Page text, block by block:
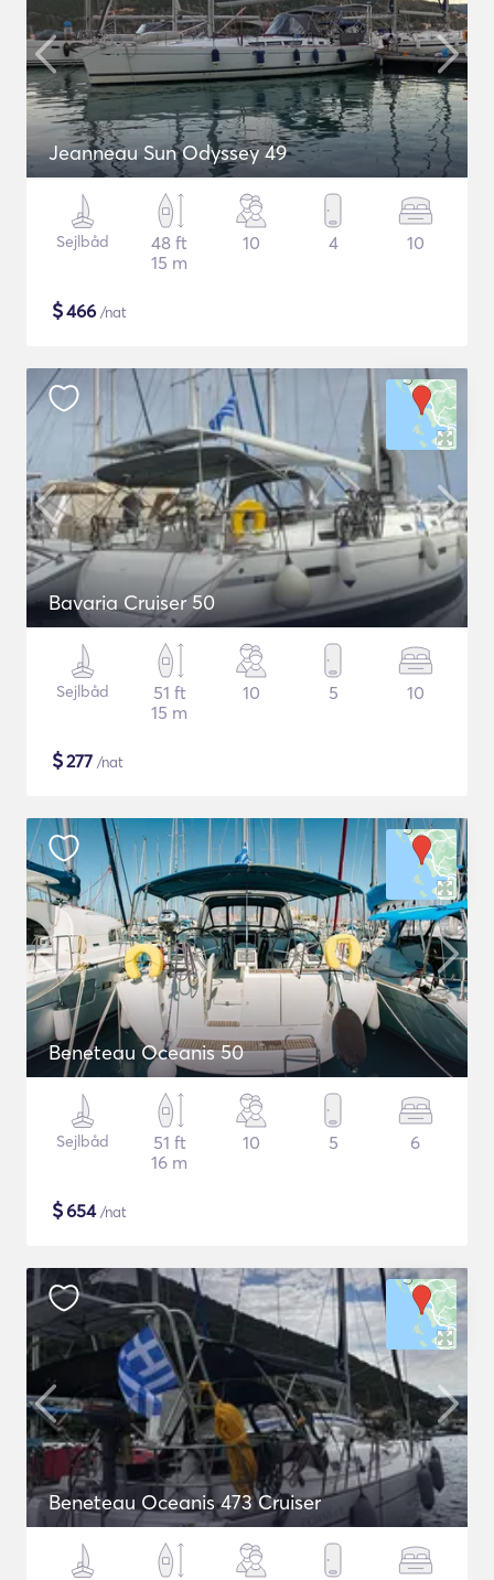
Jeanneau Sun Odyssey 49
Sejlbåd
48 ft
15 m
10 4 10
$466 /nat
Bavaria Cruiser 50
Sejlbåd
51 ft
15 m
10 5 10
$277 /nat
Beneteau Oceanis 50
Sejlbåd
51 ft
16 m
10 5 6
$654/nat
Beneteau Oceanis 473 Cruiser